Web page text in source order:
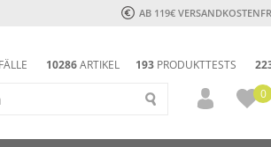
AB 119€
193 PRODUKTTESTS
10286ARTIKEL
0